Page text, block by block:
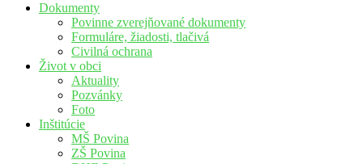
Dokumenty
Povinne zverejňované dokumenty
Formuláre, žiadosti, tlačivá
Civilná ochrana
Život v obci
Aktuality
Pozvánky
Foto
Inštitúcie
MŠ Povina
ZŠ Povina